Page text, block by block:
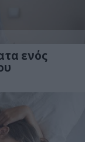
ενός